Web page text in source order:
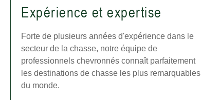
Expérience et expertise
Forte de plusieurs années d'expérience dans le
secteur de la chasse, notre équipe de
professionnels chevronnés connaît parfaitement
les destinations de chasse les plus remarquables
du monde.